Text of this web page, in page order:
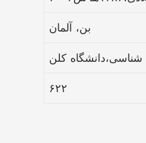
بن، آلمان
کلن
۶۲۲